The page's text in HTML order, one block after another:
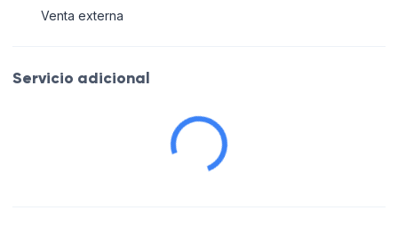
Venta externa
Servicio adicional